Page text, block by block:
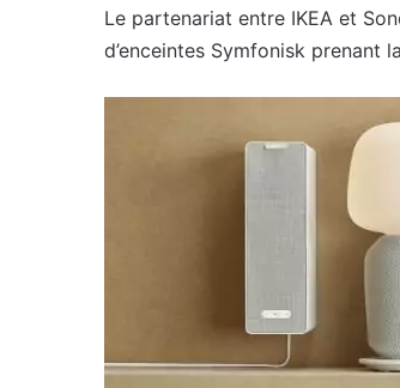
Le partenariat entre IKEA et
d’enceintes Symfonisk prenant